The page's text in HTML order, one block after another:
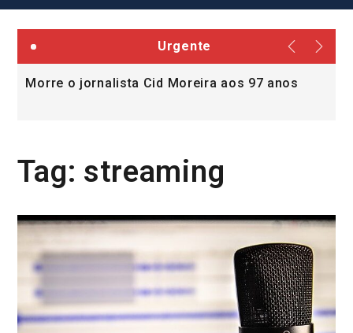
Urgente
Morre o jornalista Cid Moreira aos 97 anos
Tag: streaming